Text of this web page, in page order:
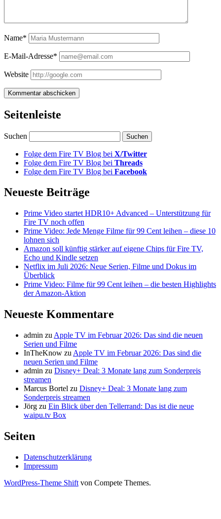
Name*
E-Mail-Adresse*
Website
Seitenleiste
Suchen
Folge dem Fire TV Blog bei X/Twitter
Folge dem Fire TV Blog bei Threads
Folge dem Fire TV Blog bei Facebook
Neueste Beiträge
Prime Video startet HDR10+ Advanced – Unterstützung für
Fire TV noch offen
Prime Video: Jede Menge Filme für 99 Cent leihen – diese 10
lohnen sich
Amazon soll künftig stärker auf eigene Chips für Fire TV,
Echo und Kindle setzen
Netflix im Juli 2026: Neue Serien, Filme und Dokus im
Überblick
Prime Video: Filme für 99 Cent leihen – die besten Highlights
der Amazon-Aktion
Neueste Kommentare
admin zu Apple TV im Februar 2026: Das sind die neuen
Serien und Filme
InTheKnow zu Apple TV im Februar 2026: Das sind die
neuen Serien und Filme
admin zu Disney+ Deal: 3 Monate lang zum Sonderpreis
streamen
Marcus Bortel zu Disney+ Deal: 3 Monate lang zum
Sonderpreis streamen
Jörg zu Ein Blick über den Tellerrand: Das ist die neue
waipu.tv Box
Seiten
Datenschutzerklärung
Impressum
WordPress-Theme Shift von Compete Themes.